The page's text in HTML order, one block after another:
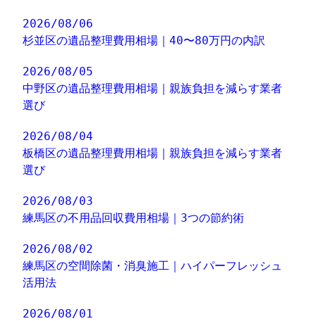
2026/08/06
杉並区の遺品整理費用相場｜40〜80万円の内訳
2026/08/05
中野区の遺品整理費用相場｜親族負担を減らす業者
選び
2026/08/04
板橋区の遺品整理費用相場｜親族負担を減らす業者
選び
2026/08/03
練馬区の不用品回収費用相場｜3つの節約術
2026/08/02
練馬区の空間除菌・消臭施工｜ハイパーフレッシュ
活用法
2026/08/01